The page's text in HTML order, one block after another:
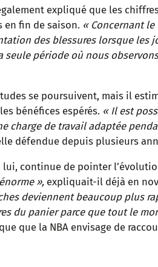
expliqué que les
en fin de saison. « Concernant
des blessures lorsque les
seule période où nous
se poursuivent, mais il
bénéfices espérés. « Il est
charge de travail adaptée
défendue depuis plusieurs
lui, continue de pointer
», expliquait-il déjà en
deviennent beaucoup plus
du panier parce que tout le
que la NBA envisage de